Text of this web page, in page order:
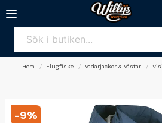
Hem Flugfiske Vadarjackor & Västar
-9%